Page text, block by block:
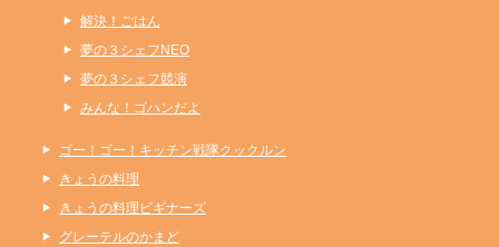
解決！ごはん
夢の３シェフNEO
夢の３シェフ競演
みんな！ゴハンだよ
ゴー！ゴー！キッチン戦隊クックルン
きょうの料理
きょうの料理ビギナーズ
グレーテルのかまど